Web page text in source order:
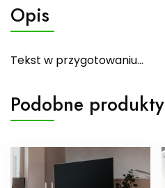
Opis
Tekst w przygotowaniu…
Podobne produkty